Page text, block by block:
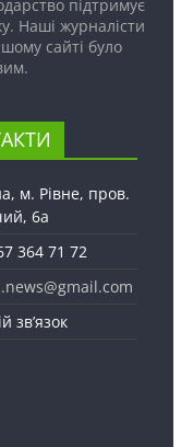
підтримує
Наші журналісти
сайті було
м. Рівне, пров.
6а
364 71 72
зв’язок